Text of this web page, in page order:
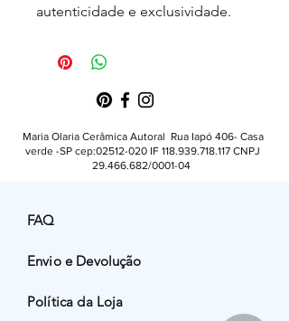
autenticidade e exclusividade.
Maria Olaria Cerâmica Autoral Rua Iapó 406- Casa
verde -SP cep:02512-020 IF 118.939.718.117 CNPJ
29.466.682/0001-04
FAQ
Envio e Devolução
Política da Loja